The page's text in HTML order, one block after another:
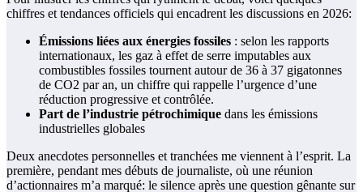
chiffres et tendances officiels qui encadrent les discussions en 2026:
Émissions liées aux énergies fossiles : selon les rapports
internationaux, les gaz à effet de serre imputables aux
combustibles fossiles tournent autour de 36 à 37 gigatonnes
de CO2 par an, un chiffre qui rappelle l’urgence d’une
réduction progressive et contrôlée.
Part de l’industrie pétrochimique dans les émissions
industrielles globales
Deux anecdotes personnelles et tranchées me viennent à l’esprit. La
première, pendant mes débuts de journaliste, où une réunion
d’actionnaires m’a marqué: le silence après une question gênante sur